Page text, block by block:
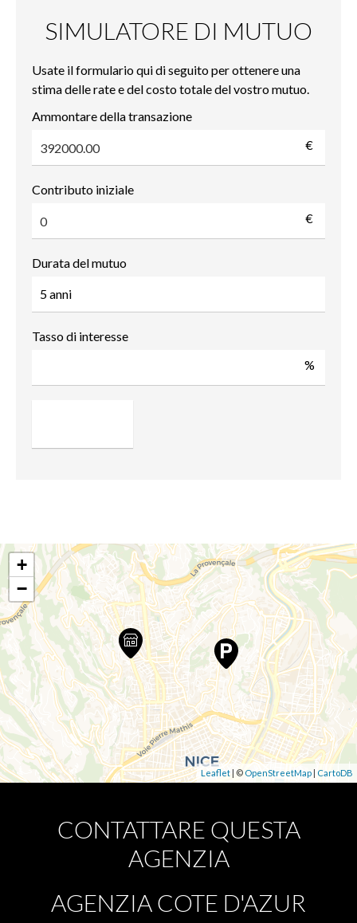
SIMULATORE DI MUTUO
Usate il formulario qui di seguito per ottenere una
stima delle rate e del costo totale del vostro mutuo.
Ammontare della transazione
€
Contributo iniziale
€
Durata del mutuo
Tasso di interesse
%
+
−
Leaflet| © OpenStreetMap | CartoDB
CONTATTARE QUESTA
AGENZIA
AGENZIA COTE D'AZUR